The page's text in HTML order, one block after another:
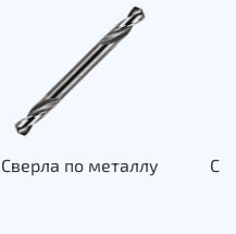
Сверла по металлу